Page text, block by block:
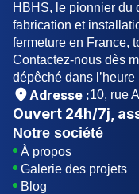
HBHS, le pionnier du
fabrication et
fermeture en France,
Contactez-nous dès
dépêché dans l’heure
Adresse :10, rue
Ouvert 24h/7j ,
Notre société
À propos
Galerie des projets
Blog